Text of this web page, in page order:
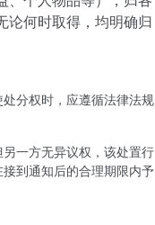
论何时取得，均明确归
分权时，应遵循法律法规
一方无异议权，该处置行
到通知后的合理期限内予